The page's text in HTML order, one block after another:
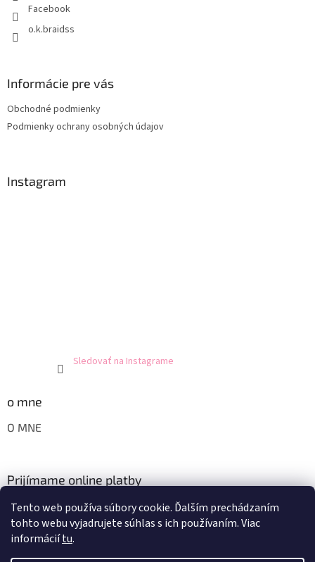
Tento web používa súbory cookie. Ďalším prechádzaním
tohto webu vyjadrujete súhlas s ich používaním. Viac
informáciítu.
Facebook
o.k.braidss
Informácie pre vás
Obchodné podmienky
Podmienky ochrany osobných údajov
Instagram
Sledovať na Instagrame
o mne
O MNE
Prijímame online platby